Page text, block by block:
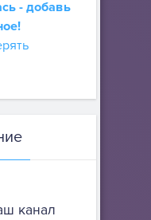
- добавь
канал